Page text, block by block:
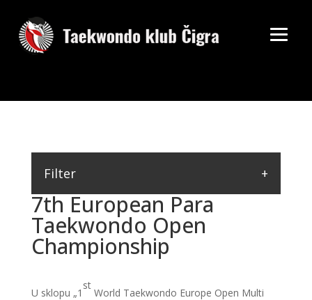
7th European Para
Taekwondo Open
Championship
U sklopu „1
st
World Taekwondo Europe Open Multi
Filter